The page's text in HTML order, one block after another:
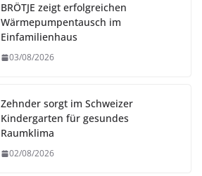
BRÖTJE zeigt erfolgreichen
Wärmepumpentausch im
Einfamilienhaus
03/08/2026
Zehnder sorgt im Schweizer
Kindergarten für gesundes
Raumklima
02/08/2026